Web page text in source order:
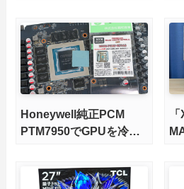
版
Honeywell純正PCM
PTM7950でGPUを冷や